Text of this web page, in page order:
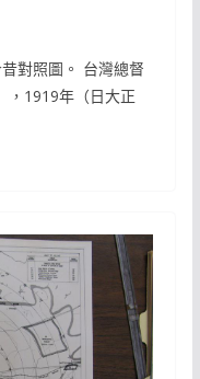
對照圖。 台灣總督
，1919年（日大正